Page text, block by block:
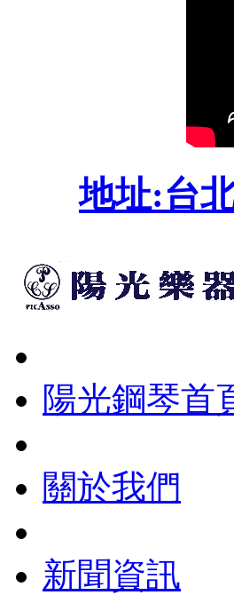
地址:台
陽光鋼琴首
關於我們
新聞資訊